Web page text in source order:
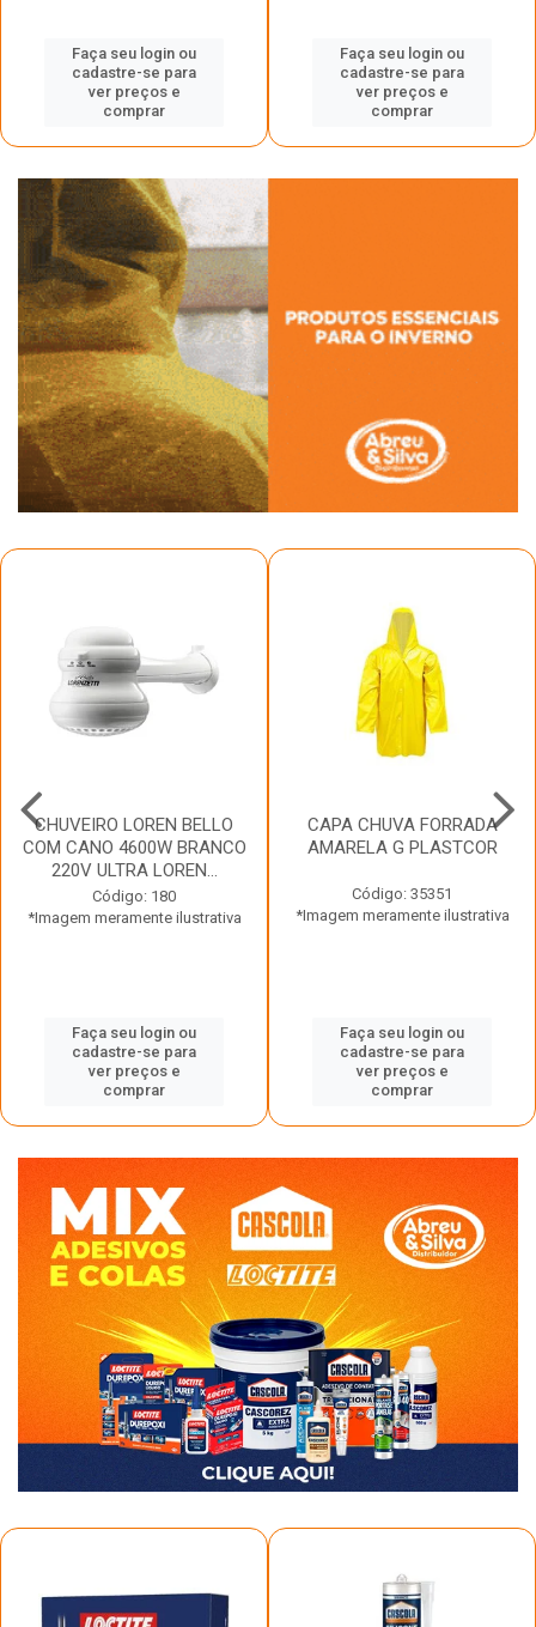
Faça seu login ou
cadastre-se para
ver preços e
comprar
Faça seu login ou
cadastre-se para
ver preços e
comprar
CHUVEIRO LOREN BELLO
COM CANO 4600W BRANCO
220V ULTRA LOREN...
Código: 180
*Imagem meramente ilustrativa
Faça seu login ou
cadastre-se para
ver preços e
comprar
CAPA CHUVA FORRADA
AMARELA G PLASTCOR
Código: 35351
*Imagem meramente ilustrativa
Faça seu login ou
cadastre-se para
ver preços e
comprar